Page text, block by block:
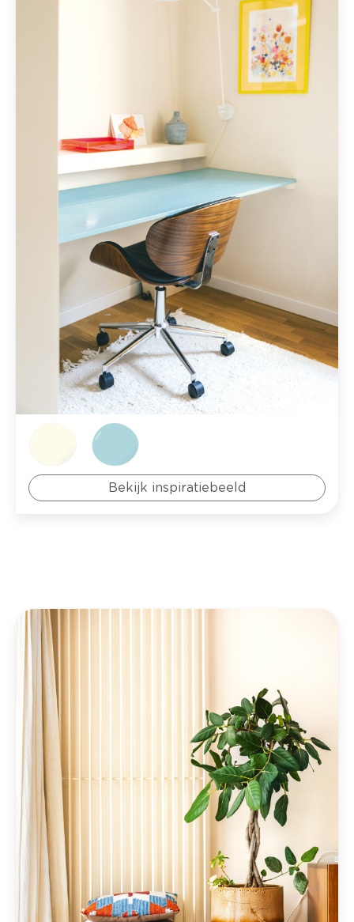
Bekijk inspiratiebeeld